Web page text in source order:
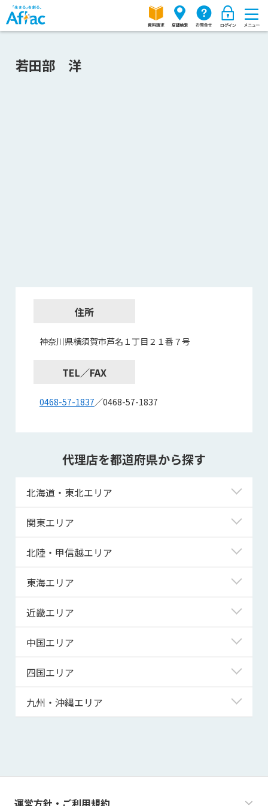
若田部 洋
住所
神奈川県横須賀市芦名１丁目２１番７号
TEL／FAX
0468-57-1837／0468-57-1837
代理店を都道府県から探す
北海道・東北エリア
北海道
青森県
宮城県
秋田県
山形県
関東エリア
東京都
神奈川県
埼玉県
千葉県
茨城県
群馬県
北陸・甲信越エリア
新潟県
富山県
福井県
山梨県
長野県
東海エリア
岐阜県
静岡県
三重県
近畿エリア
滋賀県
京都府
大阪府
兵庫県
和歌山県
中国エリア
鳥取県
島根県
山口県
四国エリア
徳島県
高知県
九州・沖縄エリア
運営方針・ご利用規約